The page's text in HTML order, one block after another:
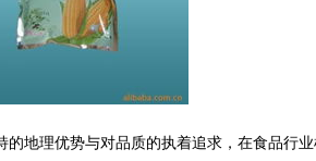
地理优势与对品质的执着追求，在食品行